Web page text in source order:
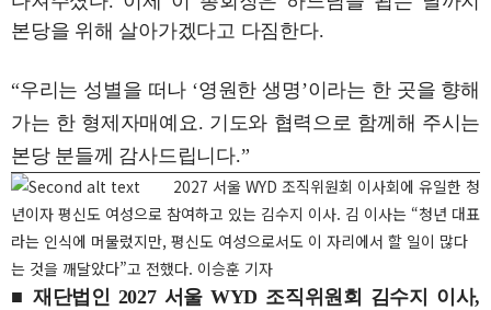
본당을 위해 살아가겠다고 다짐한다.
“우리는 성별을 떠나 ‘영원한 생명’이라는 한 곳을 향해
가는 한 형제자매예요. 기도와 협력으로 함께해 주시는
본당 분들께 감사드립니다.”
2027 서울 WYD 조직위원회 이사회에 유일한 청
년이자 평신도 여성으로 참여하고 있는 김수지 이사. 김 이사는 “청년 대표
라는 인식에 머물렀지만, 평신도 여성으로서도 이 자리에서 할 일이 많다
는 것을 깨달았다”고 전했다. 이승훈 기자
■ 재단법인 2027 서울 WYD 조직위원회 김수지 이사,